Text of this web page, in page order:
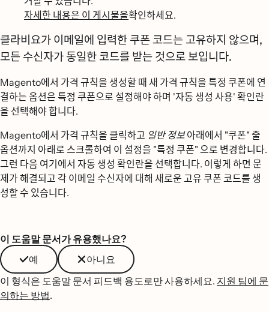
자세한 내용은 이 게시물을확인하세요.
클라비요가 이메일에 입력한 쿠폰 코드는 고유하지 않으며,
모든 수신자가 동일한 코드를 받는 것으로 보입니다.
Magento에서 가격 규칙을 생성할 때 새 가격 규칙을 특정 쿠폰에 연
결하는 옵션은 특정 쿠폰으로 설정해야 하며 '자동 생성 사용' 확인란
을 선택해야 합니다.
Magento에서 가격 규칙을 클릭하고 일반 정보아래에서 "쿠폰" 줄
옵션까지 아래로 스크롤하여 이 설정을 "특정 쿠폰" 으로 변경합니다.
그런 다음 여기에서 자동 생성 확인란을 선택합니다. 이렇게 하면 문
제가 해결되고 각 이메일 수신자에 대해 새로운 고유 쿠폰 코드를 생
성할 수 있습니다.
이 도움말 문서가 유용했나요?
예
아니요
이 형식은 도움말 문서 피드백 용도로만 사용하세요. 지원 팀에 문
의하는 방법.